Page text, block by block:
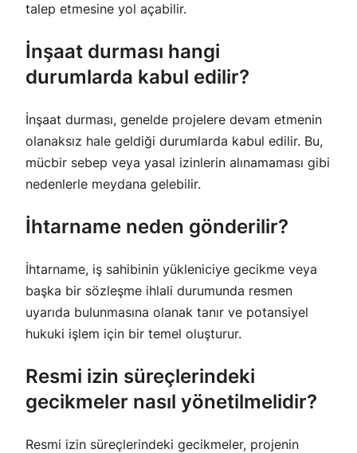
talep etmesine yol açabilir.
İnşaat durması hangi
durumlarda kabul edilir?
İnşaat durması, genelde projelere devam etmenin
olanaksız hale geldiği durumlarda kabul edilir. Bu,
mücbir sebep veya yasal izinlerin alınamaması gibi
nedenlerle meydana gelebilir.
İhtarname neden gönderilir?
İhtarname, iş sahibinin yükleniciye gecikme veya
başka bir sözleşme ihlali durumunda resmen
uyarıda bulunmasına olanak tanır ve potansiyel
hukuki işlem için bir temel oluşturur.
Resmi izin süreçlerindeki
gecikmeler nasıl yönetilmelidir?
Resmi izin süreçlerindeki gecikmeler, projenin